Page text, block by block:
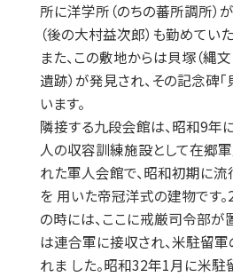
所に洋学所（のちの蕃所調所）
（後の大村益次郎）も勤めてい
また、この敷地からは貝塚（縄
遺跡）が発見され、その記念碑
います。
隣接する九段会館は、昭和9年
人の収容訓練施設として在郷
れた軍人会館で、昭和初期に
を 用いた帝冠洋式の建物です。
の時には、ここに戒厳司令部が
は連合軍に接収され、米駐留
れま した。昭和32年1月に米駐